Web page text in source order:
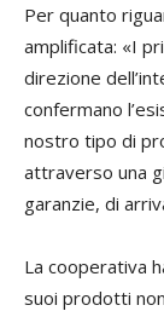
Per quanto
amplificata: «I
direzione
confermano
nostro tipo di
attraverso una
garanzie, di
La cooperativa
suoi prodotti